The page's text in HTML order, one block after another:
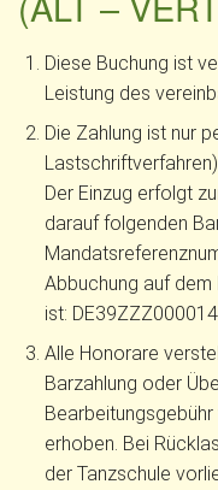
Diese Buchung ist
Leistung des
Die Zahlung ist nur
Der Einzug erfolgt
darauf folgenden
Abbuchung auf
ist:
Alle Honorare
Barzahlung oder
erhoben. Bei
der Tanzschule